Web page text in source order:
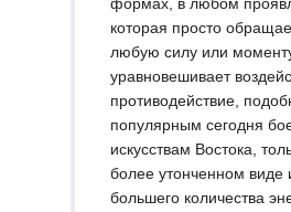
которая просто
любую силу или
уравновешивает
противодействие,
популярным сегодня
искусствам Востока,
более утонченном виде
большего количества